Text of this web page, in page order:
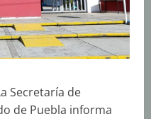
Secretaría de
de Puebla informa